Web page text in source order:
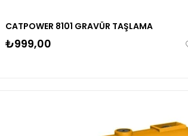
CATPOWER 8101 GRAVÜR TAŞLAMA
₺999,00